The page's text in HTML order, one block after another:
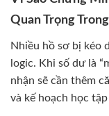
Quan Trọng
Nhiều hồ sơ bị kéo
logic. Khi số dư là
nhận sẽ cần thêm
và kế hoạch học